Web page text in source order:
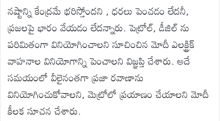
నష్టాన్ని కేంద్రమే భరిస్తోందని , ధరలు పెంచడం లేదనీ,
ప్రజలపై భారం వేయడం లేదన్నారు. పెట్రోల్, డీజిల్ ను
పరిమితంగా వినియోగించాలని సూచించిన మోదీ ఎలక్ట్రిక్
వాహనాల వినియోగాన్ని పెంచాలని విజ్ఞప్తి చేశారు. అదే
సమయంలో వీలైనంతగా ప్రజా రవాణాను
వినియోగించుకోవాలని, మెట్రోలో ప్రయాణం చేయాలని మోదీ
కీలక సూచన చేశారు.